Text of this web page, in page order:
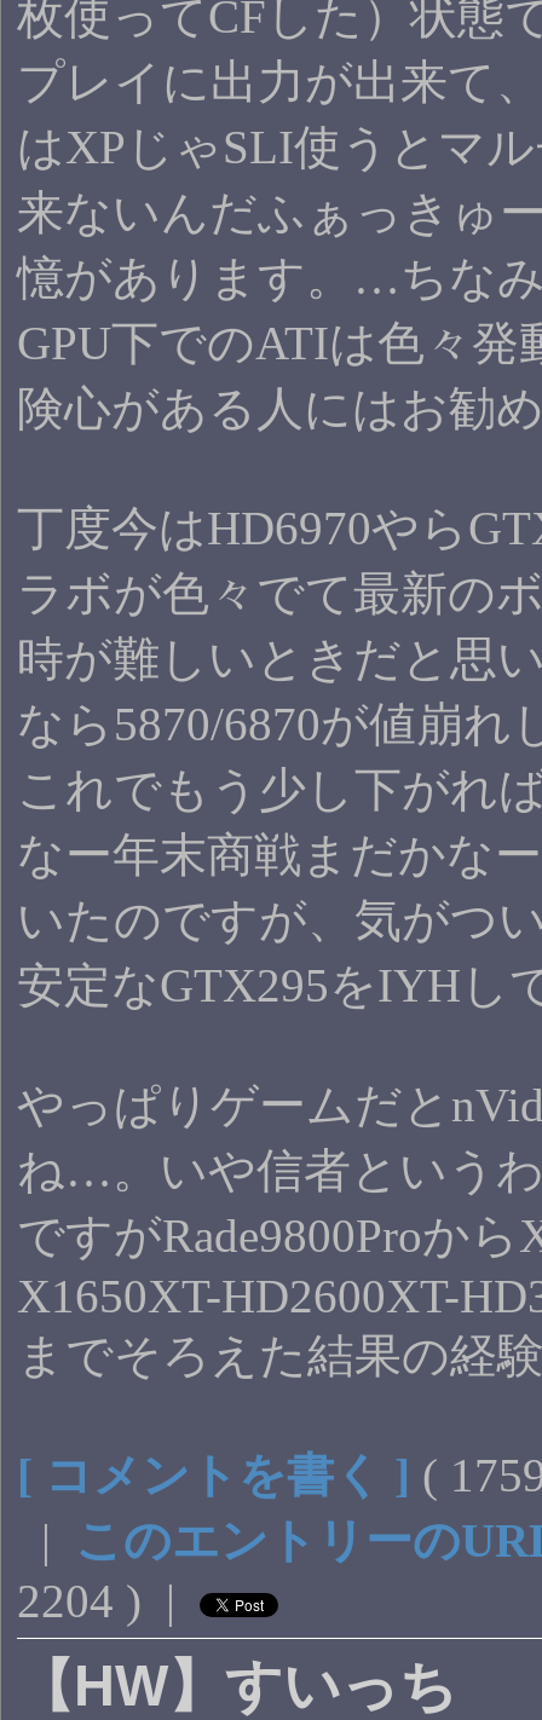
枚使ってCFした）状態
プレイに出力が出来て
はXPじゃSLI使うとマ
来ないんだふぁっきゅ
憶があります。…ちな
GPU下でのATIは色々発
険心がある人にはお勧
丁度今はHD6970やら
ラボが色々でて最新の
時が難しいときだと思
なら5870/6870が値崩れ
これでもう少し下がれ
なー年末商戦まだかな
いたのですが、気がつ
安定なGTX295をIYHし
やっぱりゲームだと
ね…。いや信者という
ですがRade9800Proから
X1650XT-HD2600XT-
までそろえた結果の経
[ コメントを書く ] (
| このエントリーの
2204 ) |
【HW】すいっち